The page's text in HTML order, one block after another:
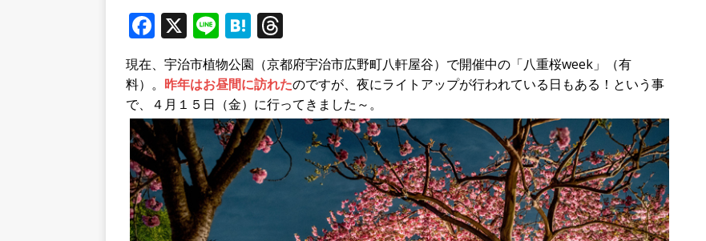
【京都府宇治市／２０２６】
F
a
c
e
b
o
o
k
X Li
n
e
H
at
e
n
a
h
r
e
a
d
s
現在、宇治市植物公園（京都府宇治市広野町八軒屋谷）で開催中の「八重桜week」（有
料）。 昨年はお昼間に訪れたのですが、夜にライトアップが行われている日もある！という事
で、４月１５日（金）に行ってきました～。